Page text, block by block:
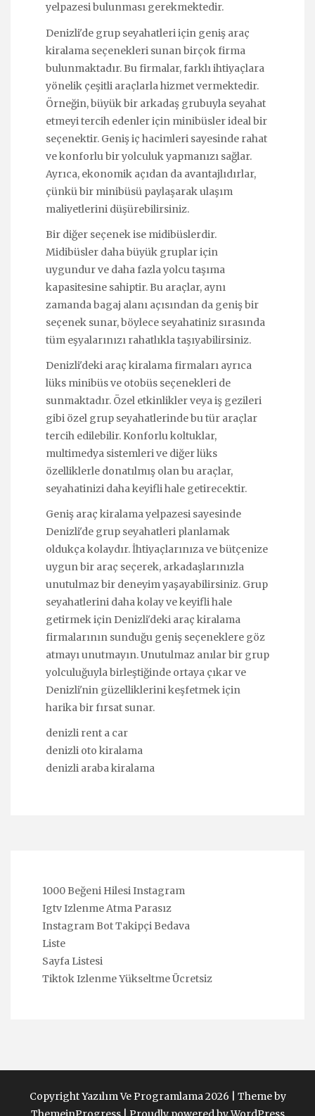
yelpazesi bulunması gerekmektedir.
Denizli'de grup seyahatleri için geniş araç
kiralama seçenekleri sunan birçok firma
bulunmaktadır. Bu firmalar, farklı ihtiyaçlara
yönelik çeşitli araçlarla hizmet vermektedir.
Örneğin, büyük bir arkadaş grubuyla seyahat
etmeyi tercih edenler için minibüsler ideal bir
seçenektir. Geniş iç hacimleri sayesinde rahat
ve konforlu bir yolculuk yapmanızı sağlar.
Ayrıca, ekonomik açıdan da avantajlıdırlar,
çünkü bir minibüsü paylaşarak ulaşım
maliyetlerini düşürebilirsiniz.
Bir diğer seçenek ise midibüslerdir.
Midibüsler daha büyük gruplar için
uygundur ve daha fazla yolcu taşıma
kapasitesine sahiptir. Bu araçlar, aynı
zamanda bagaj alanı açısından da geniş bir
seçenek sunar, böylece seyahatiniz sırasında
tüm eşyalarınızı rahatlıkla taşıyabilirsiniz.
Denizli'deki araç kiralama firmaları ayrıca
lüks minibüs ve otobüs seçenekleri de
sunmaktadır. Özel etkinlikler veya iş gezileri
gibi özel grup seyahatlerinde bu tür araçlar
tercih edilebilir. Konforlu koltuklar,
multimedya sistemleri ve diğer lüks
özelliklerle donatılmış olan bu araçlar,
seyahatinizi daha keyifli hale getirecektir.
Geniş araç kiralama yelpazesi sayesinde
Denizli'de grup seyahatleri planlamak
oldukça kolaydır. İhtiyaçlarınıza ve bütçenize
uygun bir araç seçerek, arkadaşlarınızla
unutulmaz bir deneyim yaşayabilirsiniz. Grup
seyahatlerini daha kolay ve keyifli hale
getirmek için Denizli'deki araç kiralama
firmalarının sunduğu geniş seçeneklere göz
atmayı unutmayın. Unutulmaz anılar bir grup
yolculuğuyla birleştiğinde ortaya çıkar ve
Denizli'nin güzelliklerini keşfetmek için
harika bir fırsat sunar.
denizli rent a car
denizli oto kiralama
denizli araba kiralama
1000 Beğeni Hilesi Instagram
Igtv Izlenme Atma Parasız
Instagram Bot Takipçi Bedava
Liste
Sayfa Listesi
Tiktok Izlenme Yükseltme Ücretsiz
Copyright Yazılım Ve Programlama 2026 | Theme by